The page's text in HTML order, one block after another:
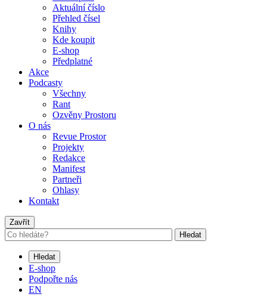
Aktuální číslo
Přehled čísel
Knihy
Kde koupit
E-shop
Předplatné
Akce
Podcasty
Všechny
Rant
Ozvěny Prostoru
O nás
Revue Prostor
Projekty
Redakce
Manifest
Partneři
Ohlasy
Kontakt
Zavřít
Hledat
Hledat
E-shop
Podpořte nás
EN